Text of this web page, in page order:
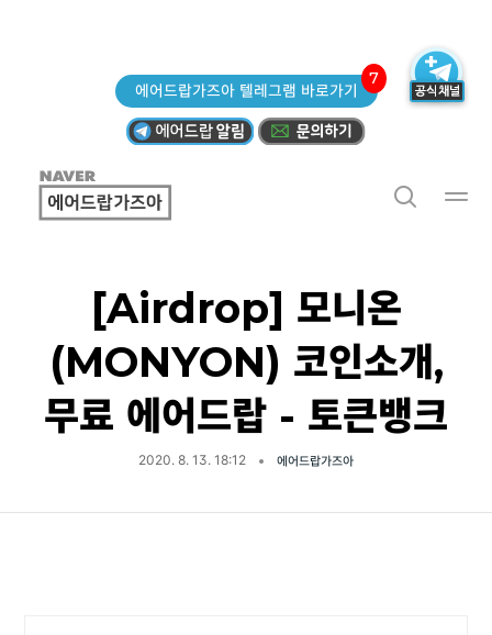
에어드랍가즈아 텔레그램 바로가기
7
[Airdrop] 모니온
(MONYON) 코인소개,
무료 에어드랍 - 토큰뱅크
2020. 8. 13. 18:12 에어드랍가즈아